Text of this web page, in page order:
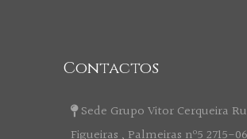
Contactos
Sede Grupo Vitor Cerqueira